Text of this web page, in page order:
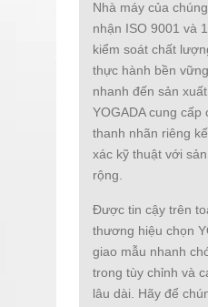
Nhà máy của
nhận ISO 9001 và
kiểm soát chất
thực hành bền
nhanh đến sản
YOGADA cung cấp
thanh nhãn riêng
xác kỹ thuật với
rộng.
Được tin cậy trên
thương hiệu chọn
giao mẫu nhanh
trong tùy chỉnh và
lâu dài. Hãy để